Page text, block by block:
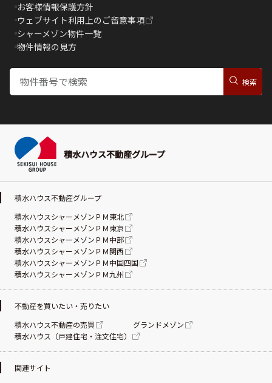
お客様情報保護方針
ウェブサイト利用上のご留意事項
シャーメゾン物件一覧
物件情報の見方
積水ハウス不動産グループ
積水ハウス不動産グループ
積水ハウスシャーメゾンＰＭ東北
積水ハウスシャーメゾンＰＭ東京
積水ハウスシャーメゾンＰＭ中部
積水ハウスシャーメゾンＰＭ関西
積水ハウスシャーメゾンＰＭ中国四国
積水ハウスシャーメゾンＰＭ九州
不動産を買いたい・売りたい
積水ハウス不動産の売買
グランドメゾン
積水ハウス（戸建住宅・注文住宅）
関連サイト